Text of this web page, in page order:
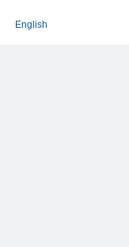
English